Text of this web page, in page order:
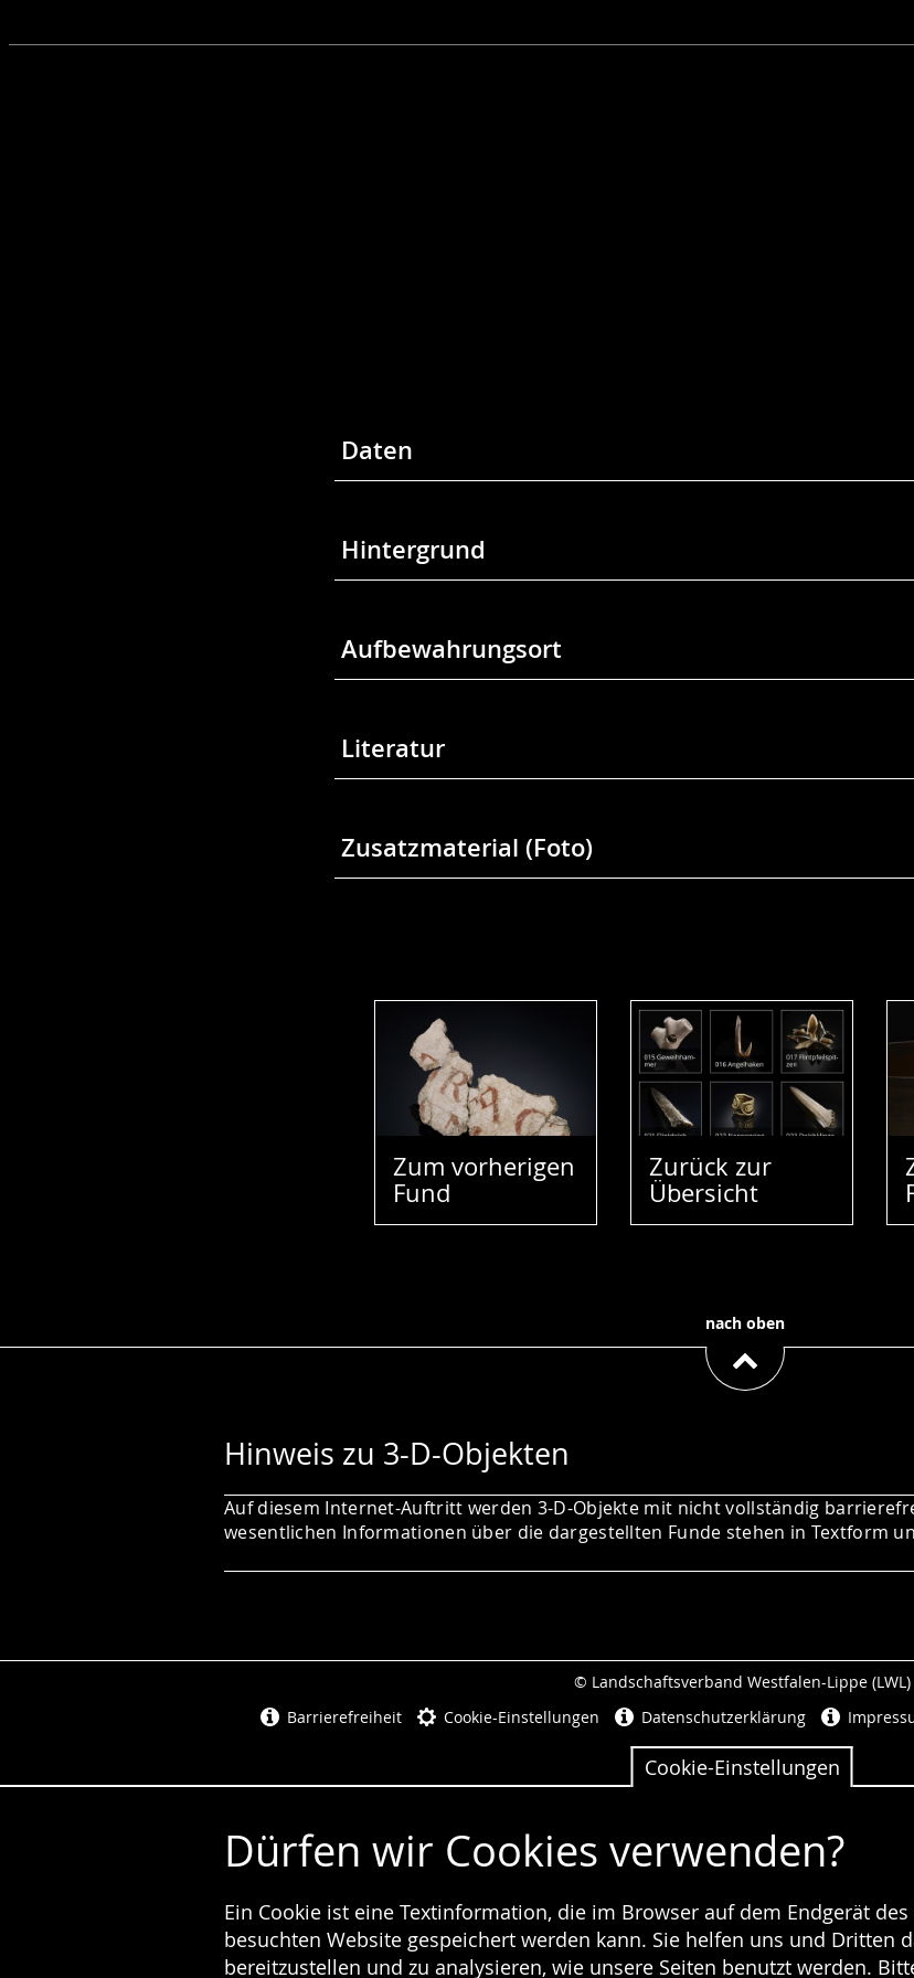
Cookie-Einstellungen
Dürfen wir Cookies verwenden?
Ein Cookie ist eine Textinformation, die im Browser auf dem Endgerät
besuchten Website gespeichert werden kann. Sie helfen uns und Dritten
bereitzustellen und zu analysieren, wie unsere Seiten benutzt werden.
Daten
Hintergrund
Aufbewahrungsort
Literatur
Zusatzmaterial (Foto)
Zum vorherigen
Fund
Zurück zur
Übersicht
nach oben
Hinweis zu 3-D-Objekten
Auf diesem Internet-Auftritt werden 3-D-Objekte mit nicht vollständig
wesentlichen Informationen über die dargestellten Funde stehen in Textform
© Landschaftsverband Westfalen-Lippe (LWL)
Barrierefreiheit Cookie-Einstellungen Datenschutzerklärung